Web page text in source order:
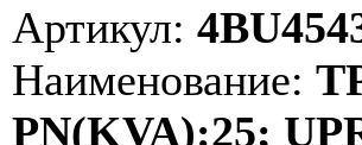
Артикул:
Наименование:
PN(KVA):25;